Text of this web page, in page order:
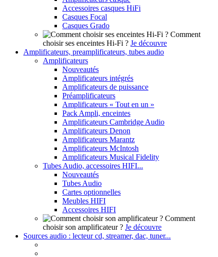
Accessoires casques HiFi
Casques Focal
Casques Grado
Comment
choisir ses enceintes Hi-Fi ? Je découvre
Amplificateurs, preamplificateurs, tubes audio
Amplificateurs
Nouveautés
Amplificateurs intégrés
Amplificateurs de puissance
Préamplificateurs
Amplificateurs « Tout en un »
Pack Ampli, enceintes
Amplificateurs Cambridge Audio
Amplificateurs Denon
Amplificateurs Marantz
Amplificateurs McIntosh
Amplificateurs Musical Fidelity
Tubes Audio, accessoires HIFI...
Nouveautés
Tubes Audio
Cartes optionnelles
Meubles HIFI
Accessoires HIFI
Comment
choisir son amplificateur ? Je découvre
Sources audio : lecteur cd, streamer, dac, tuner...